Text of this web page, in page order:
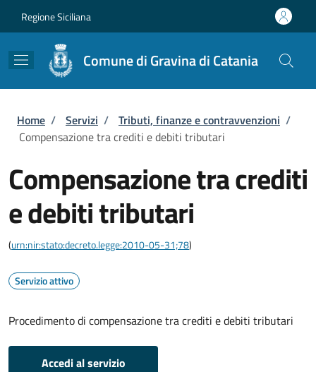
Regione Siciliana
Comune di Gravina di Catania
Briciole di pane
Home / Servizi / Tributi, finanze e contravvenzioni /
Compensazione tra crediti e debiti tributari
Compensazione tra crediti
e debiti tributari
(urn:nir:stato:decreto.legge:2010-05-31;78)
Servizio attivo
Procedimento di compensazione tra crediti e debiti tributari
Accedi al servizio